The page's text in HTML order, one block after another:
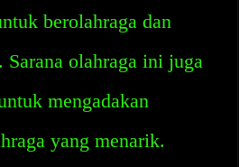
berolahraga dan
Sarana olahraga ini juga
mengadakan
yang menarik.